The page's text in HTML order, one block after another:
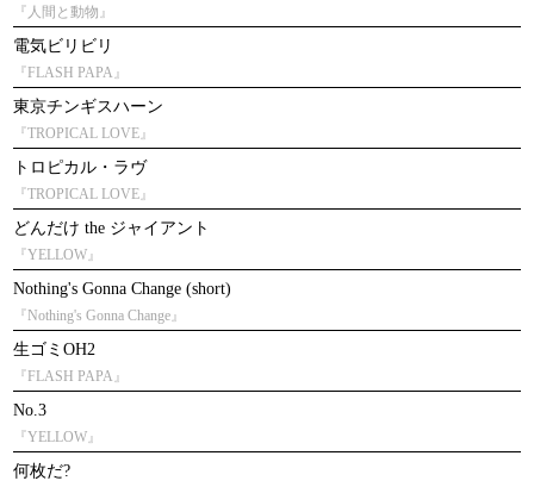
『人間と動物』
電気ビリビリ
『FLASH PAPA』
東京チンギスハーン
『TROPICAL LOVE』
トロピカル・ラヴ
『TROPICAL LOVE』
どんだけ the ジャイアント
『YELLOW』
Nothing's Gonna Change (short)
『Nothing's Gonna Change』
生ゴミOH2
『FLASH PAPA』
No.3
『YELLOW』
何枚だ?